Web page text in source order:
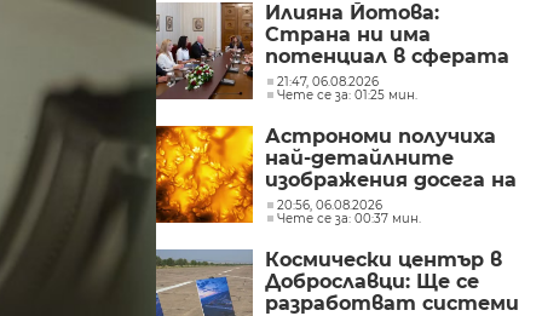
Илияна Йотова:
Страна ни има
потенциал в сферата
на изкуствения
интелект и бизнесът
перспективи
21:47, 06.08.2026
Чете се за: 01:25 мин.
Астрономи получиха
най-детайлните
изображения досега на
повърхността на
Слънцето
20:56, 06.08.2026
Чете се за: 00:37 мин.
Космически център в
Доброславци: Ще се
разработват системи